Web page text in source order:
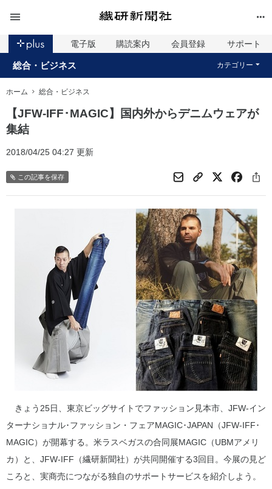
電子版 購読案内 会員登録 サポート
総合・ビジネス カテゴリー
ホーム 総合・ビジネス
【JFW‐IFF･MAGIC】国内外からデニムウェアが
集結
2018/04/25 04:27 更新
この記事を保存
きょう25日、東京ビッグサイトでファッション見本市、JFW-イン
ターナショナル･ファッション・フェアMAGIC･JAPAN（JFW‐IFF･
MAGIC）が開幕する。米ラスベガスの合同展MAGIC（UBMアメリ
カ）と、JFW‐IFF（繊研新聞社）が共同開催する3回目。今展の見ど
ころと、実商売につながる独自のサポートサービスを紹介しよう。